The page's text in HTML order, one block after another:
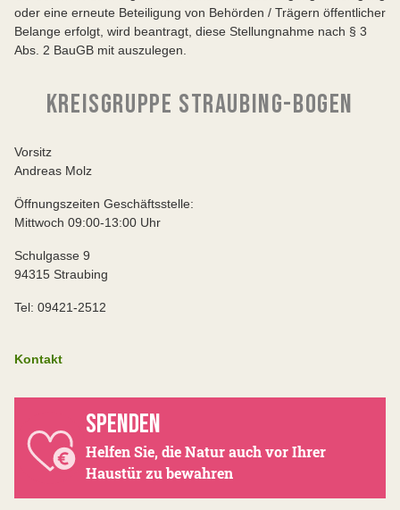
oder eine erneute Beteiligung von Behörden / Trägern öffentlicher
Belange erfolgt, wird beantragt, diese Stellungnahme nach § 3
Abs. 2 BauGB mit auszulegen.
KREISGRUPPE STRAUBING-BOGEN
Vorsitz
Andreas Molz
Öffnungszeiten Geschäftsstelle:
Mittwoch 09:00-13:00 Uhr
Schulgasse 9
94315 Straubing
Tel: 09421-2512
Kontakt
SPENDEN
Helfen Sie, die Natur auch vor Ihrer
Haustür zu bewahren